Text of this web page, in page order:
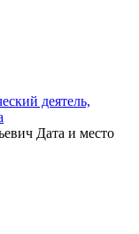
деятель,
Дата и место